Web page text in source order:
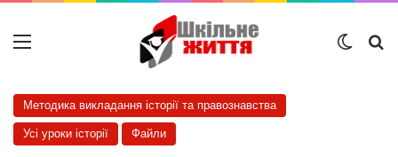
Меню
Методика викладання історії та правознавства
Усі уроки історії Файли